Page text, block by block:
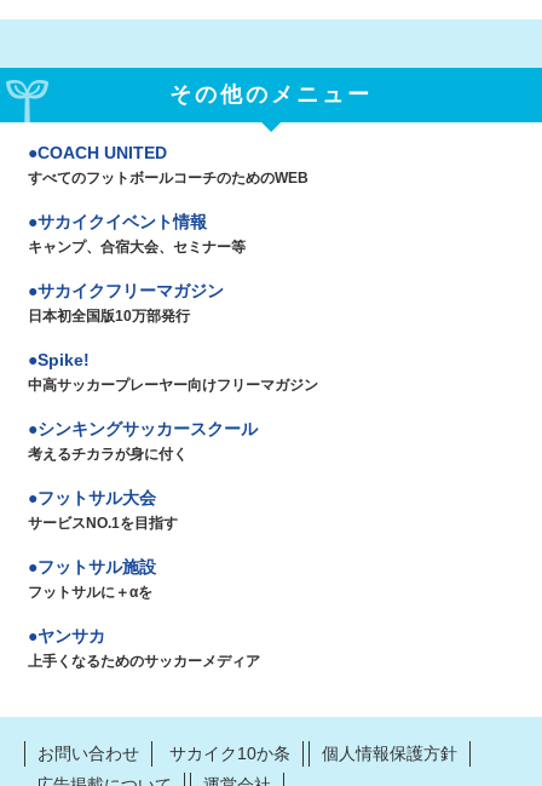
その他のメニュー
COACH UNITED
すべてのフットボールコーチのためのWEB
サカイクイベント情報
キャンプ、合宿大会、セミナー等
サカイクフリーマガジン
日本初全国版10万部発行
Spike!
中高サッカープレーヤー向けフリーマガジン
シンキングサッカースクール
考えるチカラが身に付く
フットサル大会
サービスNO.1を目指す
フットサル施設
フットサルに＋αを
ヤンサカ
上手くなるためのサッカーメディア
お問い合わせ サカイク10か条
個人情報保護方針